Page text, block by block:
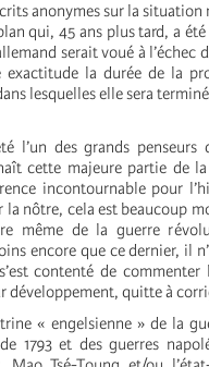
anonymes sur la
qui, 45 ans plus tard, a
serait voué à l’échec
exactitude la durée de la
lesquelles elle sera
l’un des grands
cette majeure partie de
incontournable pour
nôtre, cela est beaucoup
même de la guerre
encore que ce dernier, il
contenté de
développement, quitte à
« engelsienne » de la
1793 et des guerres